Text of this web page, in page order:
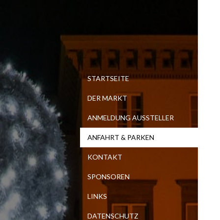
STARTSEITE
DER MARKT
ANMELDUNG AUSSTELLER
ANFAHRT & PARKEN
KONTAKT
SPONSOREN
LINKS
DATENSCHUTZ